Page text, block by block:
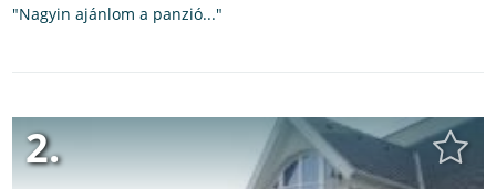
"Nagyin ajánlom a panzió..."
2.